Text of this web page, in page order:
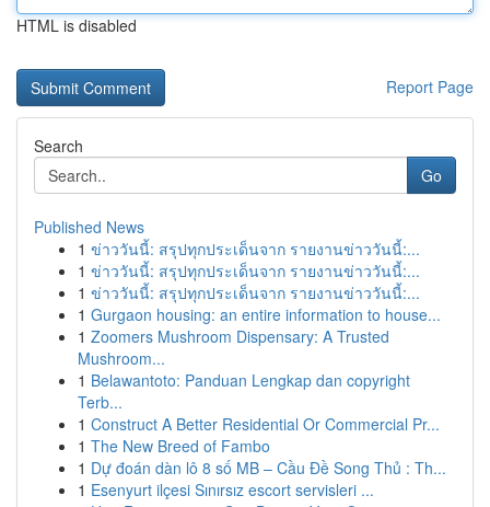
HTML is disabled
Report Page
Search
Go
Published News
1 ข่าววันนี้: สรุปทุกประเด็นจาก รายงานข่าววันนี้:...
1 ข่าววันนี้: สรุปทุกประเด็นจาก รายงานข่าววันนี้:...
1 ข่าววันนี้: สรุปทุกประเด็นจาก รายงานข่าววันนี้:...
1 Gurgaon housing: an entire information to house...
1 Zoomers Mushroom Dispensary: A Trusted
Mushroom...
1 Belawantoto: Panduan Lengkap dan copyright
Terb...
1 Construct A Better Residential Or Commercial Pr...
1 The New Breed of Fambo
1 Dự đoán dàn lô 8 số MB – Cầu Đề Song Thủ : Th...
1 Esenyurt ilçesi Sınırsız escort servisleri ...